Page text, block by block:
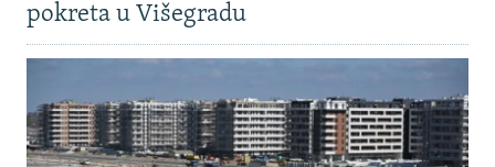
pokreta u Višegradu